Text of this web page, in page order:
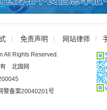
免责声明 网站律师
All Rights Reserved.
有 北国网
警备案20040201号